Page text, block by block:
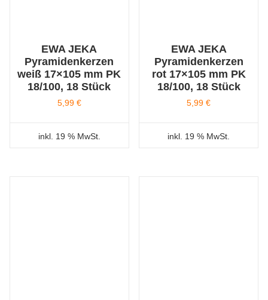
EWA JEKA
Pyramidenkerzen
weiß 17×105 mm PK
18/100, 18 Stück
5,99 €
inkl. 19 % MwSt.
EWA JEKA
Pyramidenkerzen
rot 17×105 mm PK
18/100, 18 Stück
5,99€
inkl. 19 % MwSt.